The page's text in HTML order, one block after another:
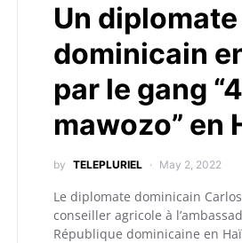
Un diplomate
dominicain
par le gang
mawozo” en
by TELEPLURIEL May 2, 2022
Le diplomate dominicain
conseiller agricole à
République dominicaine en